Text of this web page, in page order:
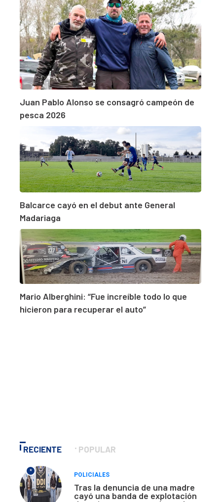
Juan Pablo Alonso se consagró campeón de
pesca 2026
Balcarce cayó en el debut ante General
Madariaga
Mario Alberghini: “Fue increíble todo lo que
hicieron para recuperar el auto”
RECIENTE POPULAR
*
POLICIALES
Tras la denuncia de una madre
cayó una banda de explotación